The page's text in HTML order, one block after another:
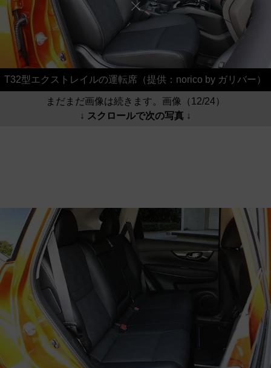
T32型エクストレイルの運転席（提供：norico by ガリバー）
まだまだ画像は続きます。画像（12/24）
↓ スクロールで次の写真 ↓